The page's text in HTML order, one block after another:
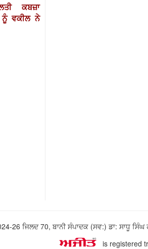
ਕਬਜ਼ਾ
ਨੂੰ ਵਕੀਲ ਨੇ
26 ਜਿਲਦ 70, ਬਾਨੀ ਸੰਪਾਦਕ (ਸਵ:) ਡਾ: ਸਾਧੂ
is registered